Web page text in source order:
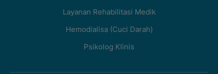
Layanan Rehabilitasi Medik
Hemodialisa (Cuci Darah)
Psikolog Klinis